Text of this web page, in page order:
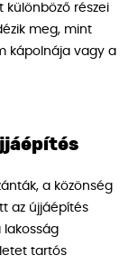
különböző részei
meg, mint
kápolnája vagy a
a közönség
az újjáépítés
lakosság
tartós